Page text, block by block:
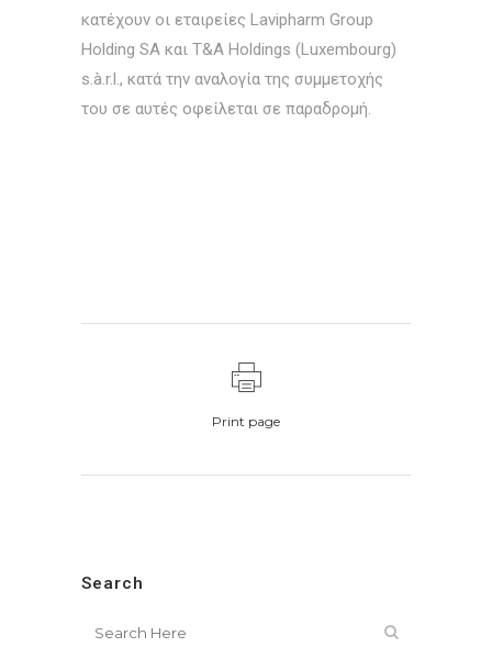
κατέχουν οι εταιρείες Lavipharm Group
Holding SA και T&A Holdings (Luxembourg)
s.à.r.l., κατά την αναλογία της συμμετοχής
του σε αυτές οφείλεται σε παραδρομή.
Print page
Search